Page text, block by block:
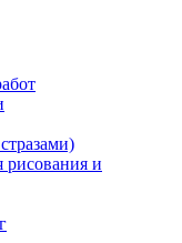
рисования и